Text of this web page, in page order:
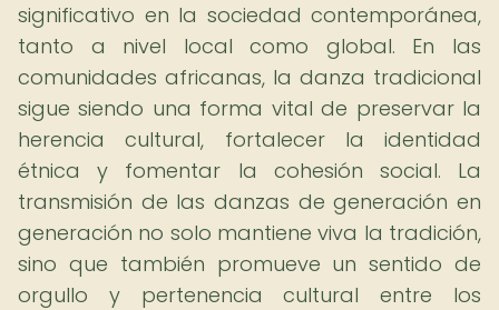
significativo en la sociedad contemporánea,
tanto a nivel local como global. En las
comunidades africanas, la danza tradicional
sigue siendo una forma vital de preservar la
herencia cultural, fortalecer la identidad
étnica y fomentar la cohesión social. La
transmisión de las danzas de generación en
generación no solo mantiene viva la tradición,
sino que también promueve un sentido de
orgullo y pertenencia cultural entre los